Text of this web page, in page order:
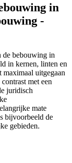
in
-
de bebouwing in
in kernen, linten en
uitgegaan
met een
juridisch
mate
bijvoorbeeld de
gebieden.